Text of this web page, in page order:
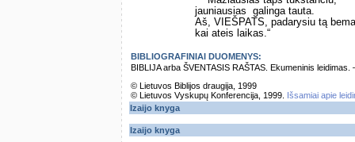
jauniausias ­ galinga tauta.
Aš, VIEŠPATS, padarysiu tą
kai ateis laikas.“
BIBLIOGRAFINIAI DUOMENYS:
BIBLIJA arba ŠVENTASIS RAŠTAS. Ekumeninis
© Lietuvos Biblijos draugija, 1999
© Lietuvos Vyskupų Konferencija, 1999.
Išsamiai apie
Izaijo knyga
Izaijo knyga